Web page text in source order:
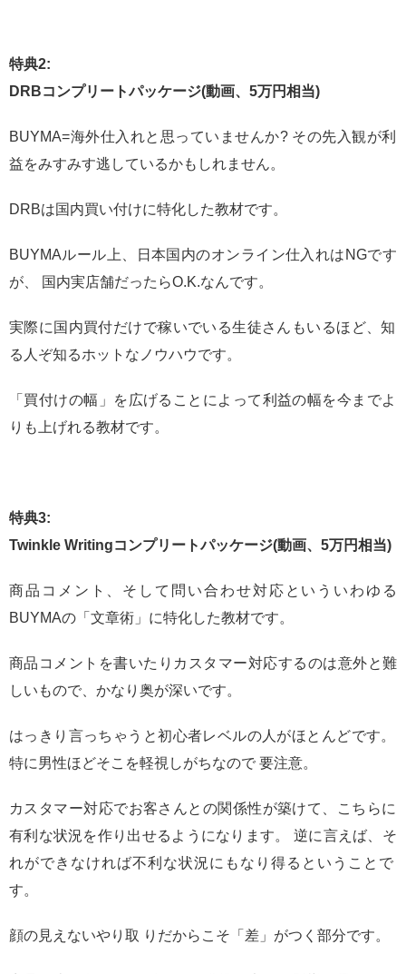
特典2:
DRBコンプリートパッケージ(動画、5万円相当)
BUYMA=海外仕入れと思っていませんか? その先入観が利
益をみすみす逃しているかもしれません。
DRBは国内買い付けに特化した教材です。
BUYMAルール上、日本国内のオンライン仕入れはNGです
が、 国内実店舗だったらO.K.なんです。
実際に国内買付だけで稼いでいる生徒さんもいるほど、知
る人ぞ知るホットなノウハウです。
「買付けの幅」を広げることによって利益の幅を今までよ
りも上げれる教材です。
特典3:
Twinkle Writingコンプリートパッケージ(動画、5万円相当)
商品コメント、そして問い合わせ対応といういわゆる
BUYMAの「文章術」に特化した教材です。
商品コメントを書いたりカスタマー対応するのは意外と難
しいもので、かなり奥が深いです。
はっきり言っちゃうと初心者レベルの人がほとんどです。
特に男性ほどそこを軽視しがちなので 要注意。
カスタマー対応でお客さんとの関係性が築けて、こちらに
有利な状況を作り出せるようになります。 逆に言えば、そ
れができなければ不利な状況にもなり得るということで
す。
顔の見えないやり取 りだからこそ「差」がつく部分です。